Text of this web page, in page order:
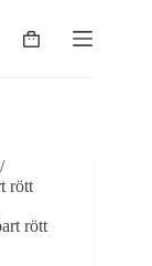
Varukorg
/
rött